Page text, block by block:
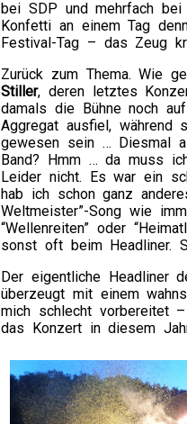
bei SDP und mehrfach
Konfetti an einem Tag
Festival-Tag – das Zeug
Zurück zum Thema. Wie
Stiller, deren letztes
damals die Bühne noch
Aggregat ausfiel, während
gewesen sein … Diesmal
Band? Hmm … da muss
Leider nicht. Es war ein
hab ich schon ganz
Weltmeister”-Song wie
“Wellenreiten” oder
sonst oft beim Headliner.
Der eigentliche Headliner
überzeugt mit einem
mich schlecht vorbereitet
das Konzert in diesem